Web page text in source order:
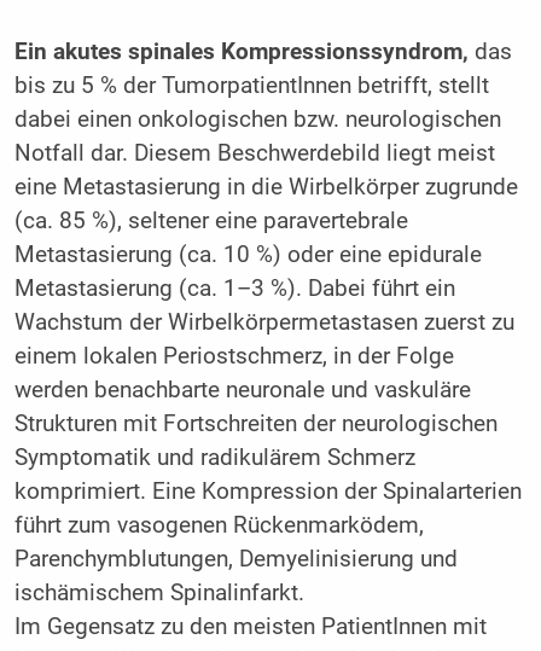
Ein akutes spinales Kompressionssyndrom, das
bis zu 5 % der TumorpatientInnen betrifft, stellt
dabei einen onkologischen bzw. neurologischen
Notfall dar. Diesem Beschwerdebild liegt meist
eine Metastasierung in die Wirbelkörper zugrunde
(ca. 85 %), seltener eine paravertebrale
Metastasierung (ca. 10 %) oder eine epidurale
Metastasierung (ca. 1–3 %). Dabei führt ein
Wachstum der Wirbelkörpermetastasen zuerst zu
einem lokalen Periostschmerz, in der Folge
werden benachbarte neuronale und vaskuläre
Strukturen mit Fortschreiten der neurologischen
Symptomatik und radikulärem Schmerz
komprimiert. Eine Kompression der Spinalarterien
führt zum vasogenen Rückenmarködem,
Parenchymblutungen, Demyelinisierung und
ischämischem Spinalinfarkt.
Im Gegensatz zu den meisten PatientInnen mit